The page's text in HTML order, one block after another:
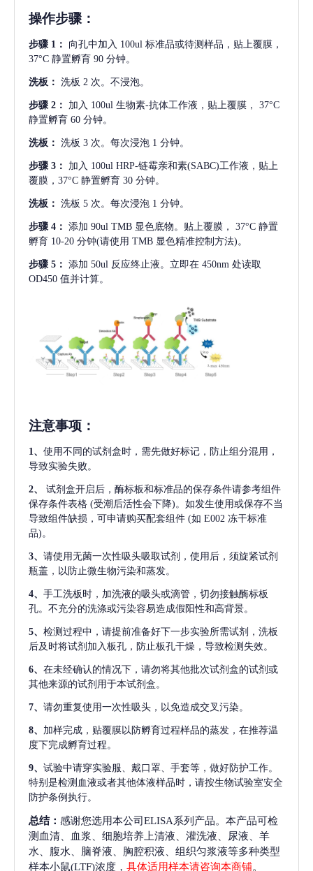
操作步骤：
步骤 1： 向孔中加入 100ul 标准品或待测样品，贴上覆膜，
37°C 静置孵育 90 分钟。
洗板： 洗板 2 次。不浸泡。
步骤 2： 加入 100ul 生物素-抗体工作液，贴上覆膜， 37°C
静置孵育 60 分钟。
洗板： 洗板 3 次。每次浸泡 1 分钟。
步骤 3： 加入 100ul HRP-链霉亲和素(SABC)工作液，贴上
覆膜，37°C 静置孵育 30 分钟。
洗板： 洗板 5 次。每次浸泡 1 分钟。
步骤 4： 添加 90ul TMB 显色底物。贴上覆膜， 37°C 静置
孵育 10-20 分钟(请使用 TMB 显色精准控制方法)。
步骤 5： 添加 50ul 反应终止液。立即在 450nm 处读取
OD450 值并计算。
注意事项 ：
1、 使用不同的试剂盒时，需先做好标记，防止组分混用，
导致实验失败。
2、
试剂盒开启后，酶标板和标准品的保存条件请参考组件
保存条件表格 (受潮后活性会下降)。如发生使用或保存不当
导致组件缺损，可申请购买配套组件 (如 E002 冻干标准
品)。
3、 请使用无菌一次性吸头吸取试剂，使用后，须旋紧试剂
瓶盖，以防止微生物污染和蒸发。
4、 手工洗板时，加洗液的吸头或滴管，切勿接触酶标板
孔。不充分的洗涤或污染容易造成假阳性和高背景。
5、 检测过程中，请提前准备好下一步实验所需试剂，洗板
后及时将试剂加入板孔，防止板孔干燥，导致检测失效。
6、 在未经确认的情况下，请勿将其他批次试剂盒的试剂或
其他来源的试剂用于本试剂盒。
7、 请勿重复使用一次性吸头，以免造成交叉污染。
8、 加样完成，贴覆膜以防孵育过程样品的蒸发，在推荐温
度下完成孵育过程。
9、 试验中请穿实验服、戴口罩、手套等，做好防护工作。
特别是检测血液或者其他体液样品时，请按生物试验室安全
防护条例执行。
总结： 感谢您选用本公司ELISA系列产品。本产品可检
测血清、血浆、细胞培养上清液、灌洗液、尿液、羊
水、腹水、脑脊液、胸腔积液、组织匀浆液等多种类型
样本小鼠(LTF)浓度， 具体适用样本请咨询本商铺。